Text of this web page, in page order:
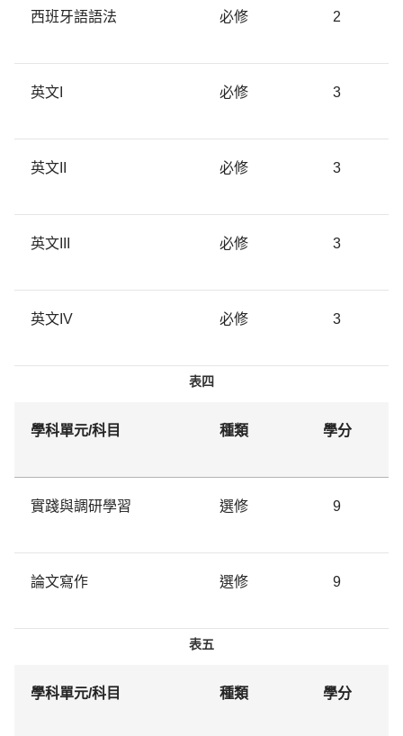
西班牙語語法 必修 2
英文I 必修 3
英文II 必修 3
英文III 必修 3
英文IV 必修 3
表四
學科單元/科目 種類 學分
實踐與調研學習 選修 9
論文寫作 選修 9
表五
學科單元/科目 種類 學分